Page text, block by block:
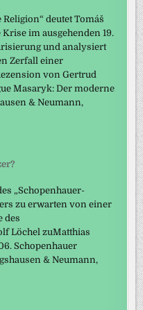
deutet Tomáš
im ausgehenden 19.
und analysiert
Zerfall einer
von Gertrud
Masaryk: Der moderne
& Neumann,
„Schopenhauer-
zu erwarten von einer
des
Löchel zuMatthias
Schopenhauer
& Neumann,